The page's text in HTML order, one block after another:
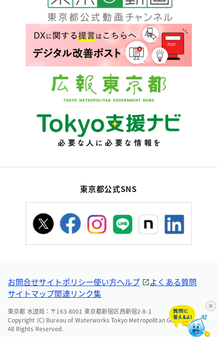
東京都公式SNS
お問合せサイトポリシー使い方ヘルプ
よくある質問
サイトマップ関連リンク集
東京都 水道局：〒163-8001 東京都新宿区西新宿2-8-1
Copyright (C) Bureau of Waterworks Tokyo Metropolitan Government.
All Rights Reserved.